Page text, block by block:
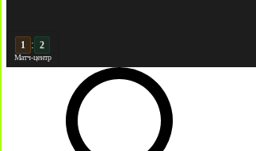
2 : 2
Матч-центр